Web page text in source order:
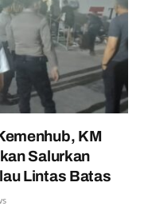
KM
Salurkan
Lintas Batas